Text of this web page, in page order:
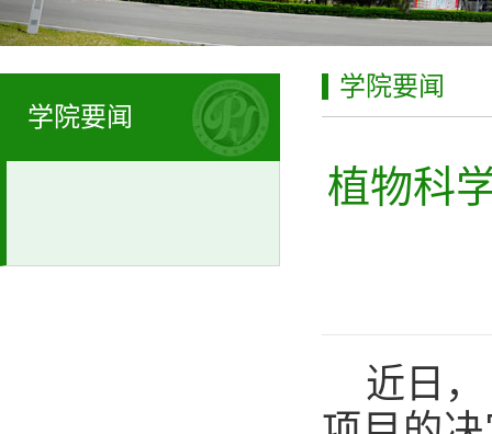
学院要闻
学院要闻
植物科
近日